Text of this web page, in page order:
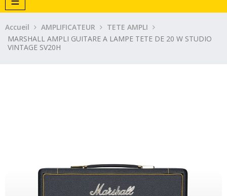
la
navigation
Accueil AMPLIFICATEUR
TETE AMPLI
MARSHALL AMPLI GUITARE A LAMPE TETE DE 20 W STUDIO
VINTAGE SV20H